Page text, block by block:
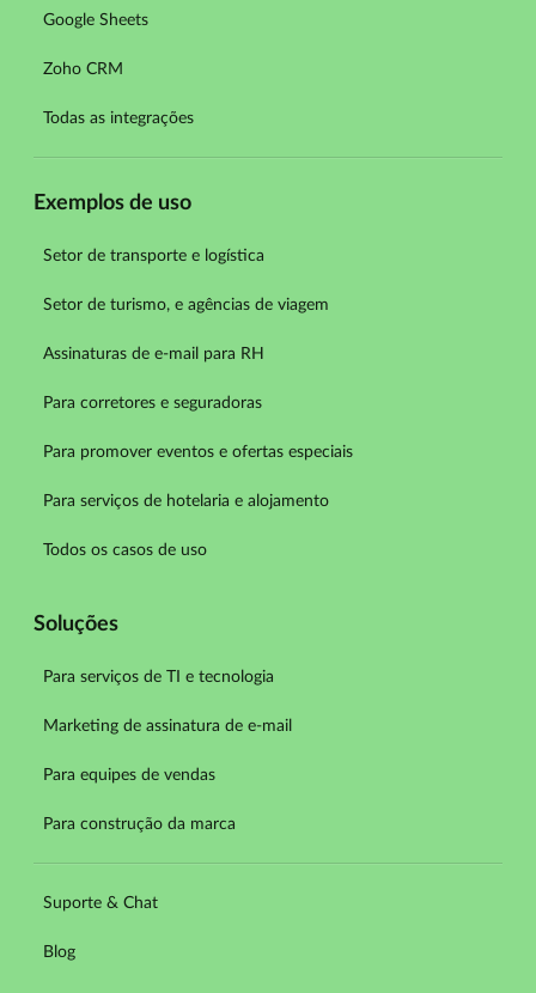
Google Sheets
Zoho CRM
Todas as integrações
Exemplos de uso
Setor de transporte e logística
Setor de turismo, e agências de viagem
Assinaturas de e-mail para RH
Para corretores e seguradoras
Para promover eventos e ofertas especiais
Para serviços de hotelaria e alojamento
Todos os casos de uso
Soluções
Para serviços de TI e tecnologia
Marketing de assinatura de e-mail
Para equipes de vendas
Para construção da marca
Suporte & Chat
Blog